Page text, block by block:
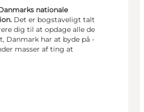
nationale
Det er bogstaveligt talt
dig til at opdage alle de
Danmark har at byde på -
masser af ting at